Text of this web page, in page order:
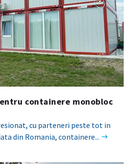
containere monobloc
cu parteneri peste tot in
din Romania, containere...